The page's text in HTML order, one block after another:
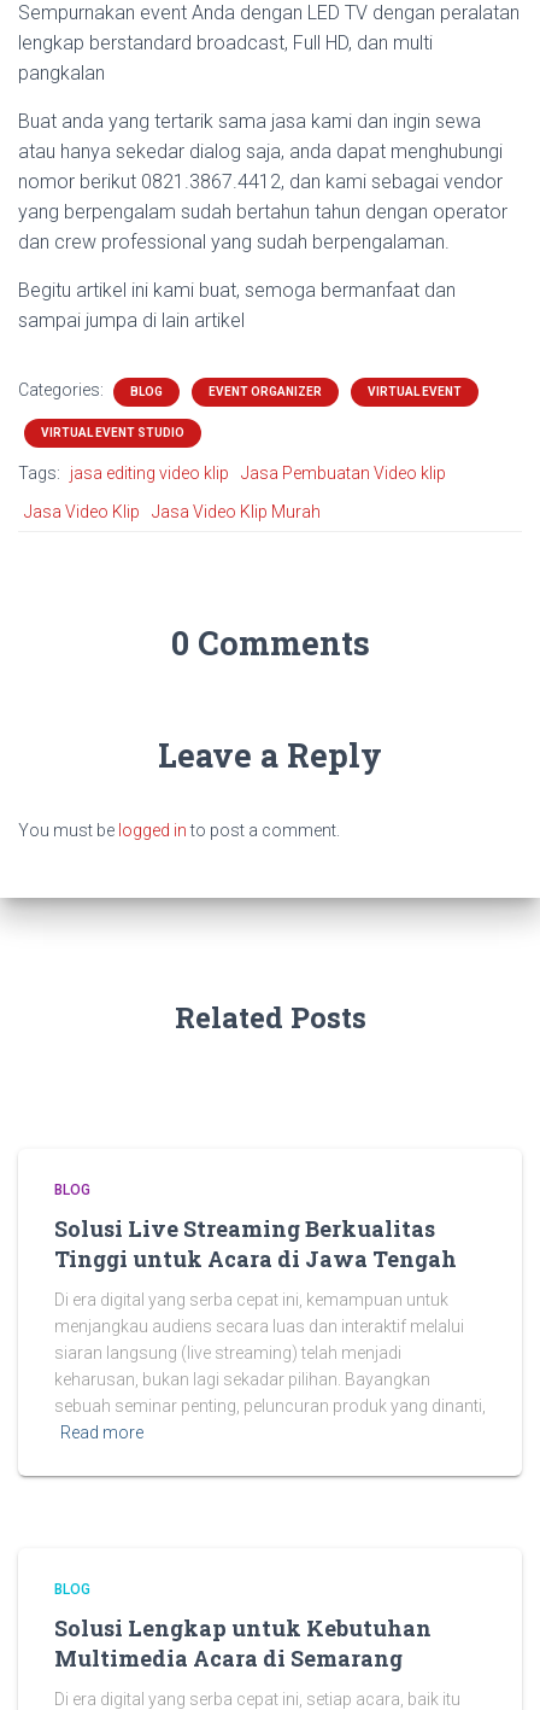
Sempurnakan event Anda dengan LED TV dengan peralatan
lengkap berstandard broadcast, Full HD, dan multi
pangkalan
Buat anda yang tertarik sama jasa kami dan ingin sewa
atau hanya sekedar dialog saja, anda dapat menghubungi
nomor berikut 0821.3867.4412, dan kami sebagai vendor
yang berpengalam sudah bertahun tahun dengan operator
dan crew professional yang sudah berpengalaman.
Begitu artikel ini kami buat, semoga bermanfaat dan
sampai jumpa di lain artikel
Categories: BLOG EVENT ORGANIZER VIRTUAL EVENT
VIRTUAL EVENT STUDIO
Tags: jasa editing video klip
Jasa Pembuatan Video klip
Jasa Video Klip
Jasa Video Klip Murah
0 Comments
Leave a Reply
You must be logged into post a comment.
Related Posts
BLOG
Solusi Live Streaming Berkualitas
Tinggi untuk Acara di Jawa Tengah
Di era digital yang serba cepat ini, kemampuan untuk
menjangkau audiens secara luas dan interaktif melalui
siaran langsung (live streaming) telah menjadi
keharusan, bukan lagi sekadar pilihan. Bayangkan
sebuah seminar penting, peluncuran produk yang dinanti,
Read more
BLOG
Solusi Lengkap untuk Kebutuhan
Multimedia Acara di Semarang
Di era digital yang serba cepat ini, setiap acara, baik itu